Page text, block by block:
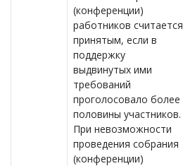
(конференции)
работников считается
принятым, если в
поддержку
выдвинутых ими
требований
проголосовало более
половины участников.
При невозможности
проведения собрания
(конференции)